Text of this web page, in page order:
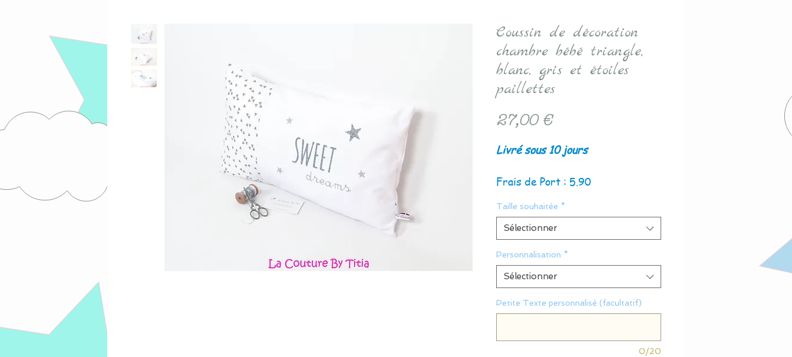
Coussin de décoration
chambre bébé triangle,
blanc, gris et étoiles
paillettes
27,00 €Prix
Livré sous 10 jours
Frais de Port : 5.90
Taille souhaitée *
Sélectionner
Personnalisation *
Sélectionner
Petite Texte personnalisé (facultatif)
0/20